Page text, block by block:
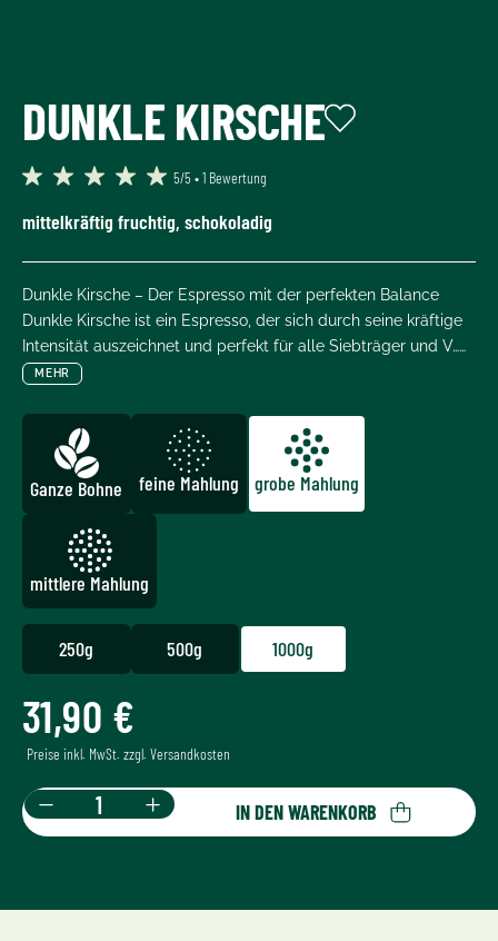
DUNKLE KIRSCHE
5/5 • 1 Bewertung
mittelkräftig fruchtig, schokoladig
Dunkle Kirsche – Der Espresso mit der perfekten Balance
Dunkle Kirsche ist ein Espresso, der sich durch seine kräftige
Intensität auszeichnet und perfekt für alle Siebträger und V……
MEHR
Ganze Bohne feine Mahlung grobe Mahlung
mittlere Mahlung
250g 500g 1000g
Regulärer Preis:
31,90 €
Preise inkl. MwSt. zzgl. Versandkosten
Produkt Anzahl: Gib den gewünschten
IN DEN WARENKORB